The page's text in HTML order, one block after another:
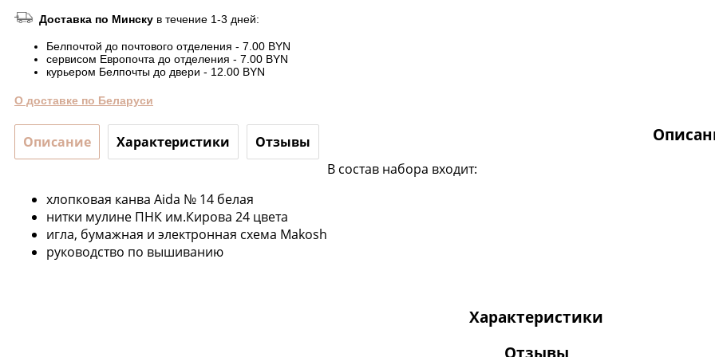
Доставка по Минску в течение 1-3 дней:
Белпочтой до почтового отделения - 7.00 BYN
сервисом Европочта до отделения - 7.00 BYN
курьером Белпочты до двери - 12.00 BYN
О доставке по Беларуси
Описание Характеристики Отзывы
В состав набора входит:
хлопковая канва Aida № 14 белая
нитки мулине ПНК им.Кирова 24 цвета
игла, бумажная и электронная схема Makosh
руководство по вышиванию
Характеристики
Отзывы